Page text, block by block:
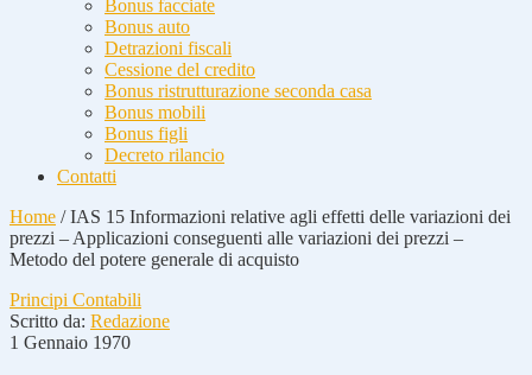
Bonus facciate
Bonus auto
Detrazioni fiscali
Cessione del credito
Bonus ristrutturazione seconda casa
Bonus mobili
Bonus figli
Decreto rilancio
Contatti
Home /IAS 15 Informazioni relative agli effetti delle variazioni dei
prezzi – Applicazioni conseguenti alle variazioni dei prezzi –
Metodo del potere generale di acquisto
Principi Contabili
Scritto da: Redazione
1 Gennaio 1970